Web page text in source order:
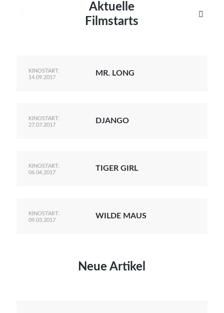
Aktuelle
Filmstarts

KINOSTART:
14.09.2017
MR. LONG
KINOSTART:
27.07.2017
DJANGO
KINOSTART:
06.04.2017
TIGER GIRL
KINOSTART:
09.03.2017
WILDE MAUS
Neue Artikel